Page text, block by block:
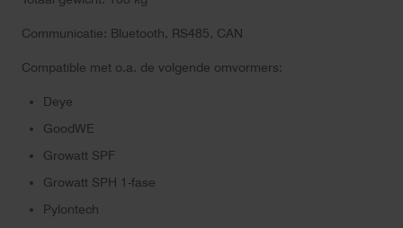
Communicatie: Bluetooth, RS485, CAN
Compatible met o.a. de volgende omvormers:
Deye
GoodWE
Growatt SPF
Growatt SPH 1-fase
Pylontech